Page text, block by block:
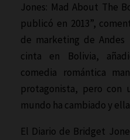
Jones: Mad About The
publicó en 2013”,
de marketing de
cinta en Bolivia,
comedia romántica
protagonista, pero con
mundo ha cambiado y
El Diario de Bridget